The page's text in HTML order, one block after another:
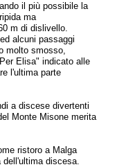
il più possibile la
ma
m di dislivello.
alcuni passaggi
molto smosso,
Elisa" indicato alle
l'ultima parte
a discese divertenti
Monte Misone merita
ristoro a Malga
dell'ultima discesa.